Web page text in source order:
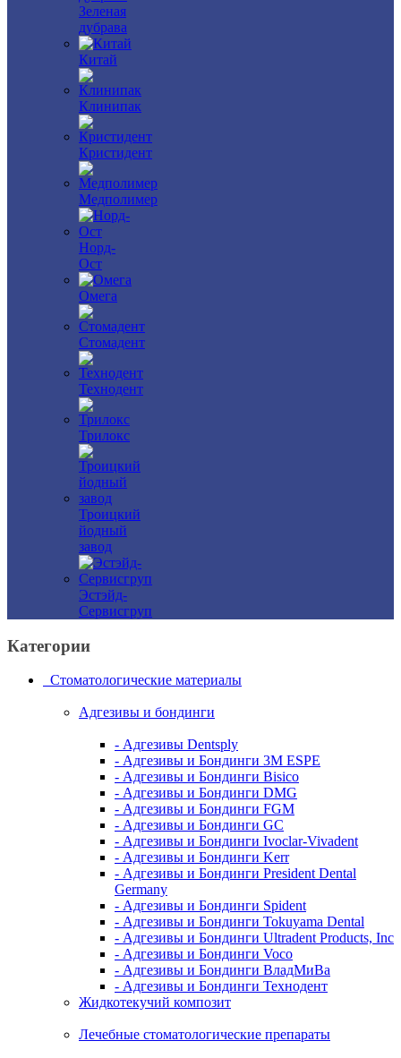
Зеленая
дубрава
Китай
Клинипак
Кристидент
Медполимер
Норд-
Ост
Омега
Стомадент
Технодент
Трилокс
Троицкий
йодный
завод
Эстэйд-
Сервисгруп
Категории
Стоматологические материалы
Адгезивы и бондинги
- Адгезивы Dentsply
- Адгезивы и Бондинги 3M ESPE
- Адгезивы и Бондинги Bisico
- Адгезивы и Бондинги DMG
- Адгезивы и Бондинги FGM
- Адгезивы и Бондинги GC
- Адгезивы и Бондинги Ivoclar-Vivadent
- Адгезивы и Бондинги Kerr
- Адгезивы и Бондинги President Dental
Germany
- Адгезивы и Бондинги Spident
- Адгезивы и Бондинги Tokuyama Dental
- Адгезивы и Бондинги Ultradent Products, Inc
- Адгезивы и Бондинги Voco
- Адгезивы и Бондинги ВладМиВа
- Адгезивы и Бондинги Технодент
Жидкотекучий композит
Лечебные стоматологические препараты